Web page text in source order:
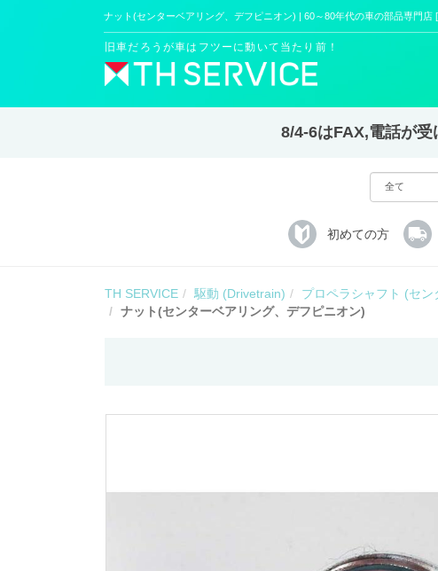
ナット(センターベアリング、デフピニオン) | 60～80年代の車の部品専門店
旧車だろうが車はフツーに動いて当たり前！
8/4-6はFAX,電話が受
初めての方
TH SERVICE 駆動 (Drivetrain) プロペラシャフト (セ
ナット(センターベアリング、デフピニオン)